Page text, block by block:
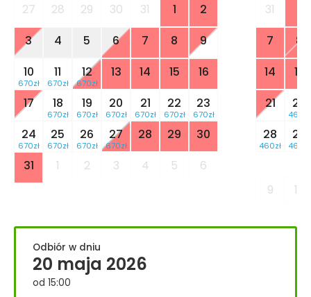
27 28 29 30 31 1
2
3
4 5 6 7 8
9
10
670zł
11
670zł
12
670zł
13 14 15
16
17
18
670zł
19
670zł
20
670zł
21
670zł
22
670zł
23
670zł
24
670zł
25
670zł
26
670zł
27
670zł
28 29
30
31
1 2 3 4 5 6
31
7
8
14
15
21
22
460zł
28
460zł
29
460zł
9 10
Odbiór w dniu
20 maja 2026
od 15:00